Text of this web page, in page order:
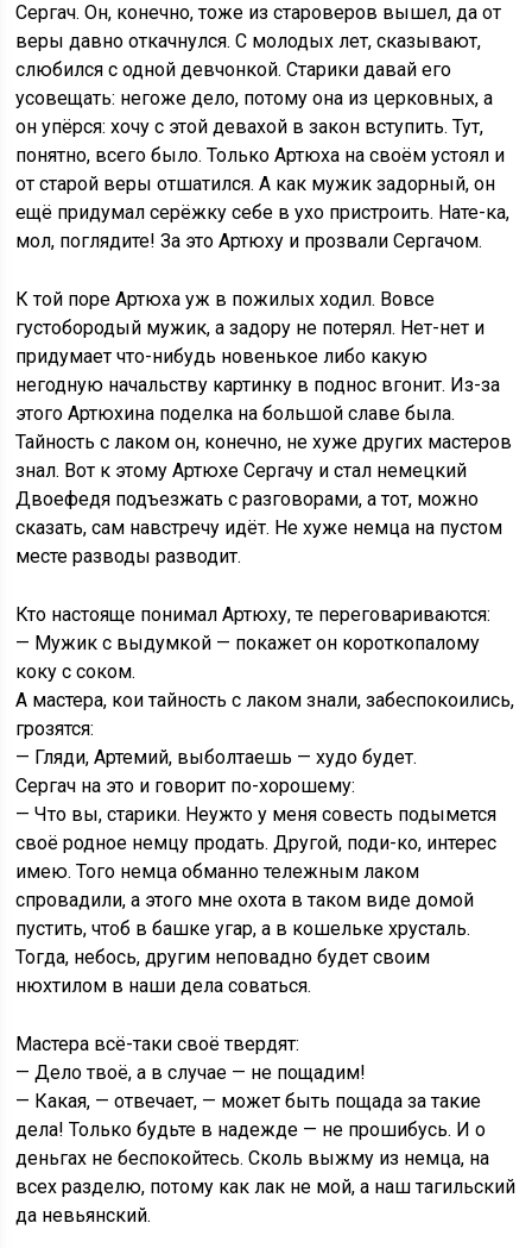
Сергач. Он, конечно, тоже из староверов вышел, да от
веры давно откачнулся. С молодых лет, сказывают,
слюбился с одной девчонкой. Старики давай его
усовещать: негоже дело, потому она из церковных, а
он упёрся: хочу с этой девахой в закон вступить. Тут,
понятно, всего было. Только Артюха на своём устоял и
от старой веры отшатился. А как мужик задорный, он
ещё придумал серёжку себе в ухо пристроить. Нате-ка,
мол, поглядите! За это Артюху и прозвали Сергачом.
К той поре Артюха уж в пожилых ходил. Вовсе
густобородый мужик, а задору не потерял. Нет-нет и
придумает что-нибудь новенькое либо какую
негодную начальству картинку в поднос вгонит. Из-за
этого Артюхина поделка на большой славе была.
Тайность с лаком он, конечно, не хуже других мастеров
знал. Вот к этому Артюхе Сергачу и стал немецкий
Двоефедя подъезжать с разговорами, а тот, можно
сказать, сам навстречу идёт. Не хуже немца на пустом
месте разводы разводит.
Кто настояще понимал Артюху, те переговариваются:
— Мужик с выдумкой — покажет он короткопалому
коку с соком.
А мастера, кои тайность с лаком знали, забеспокоились,
грозятся:
— Гляди, Артемий, выболтаешь — худо будет.
Сергач на это и говорит по-хорошему:
— Что вы, старики. Неужто у меня совесть подымется
своё родное немцу продать. Другой, поди-ко, интерес
имею. Того немца обманно тележным лаком
спровадили, а этого мне охота в таком виде домой
пустить, чтоб в башке угар, а в кошельке хрусталь.
Тогда, небось, другим неповадно будет своим
нюхтилом в наши дела соваться.
Мастера всё-таки своё твердят:
— Дело твоё, а в случае — не пощадим!
— Какая, — отвечает, — может быть пощада за такие
дела! Только будьте в надежде — не прошибусь. И о
деньгах не беспокойтесь. Сколь выжму из немца, на
всех разделю, потому как лак не мой, а наш тагильский
да невьянский.